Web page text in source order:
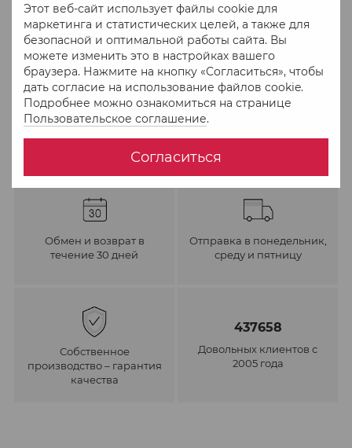
Этот веб-сайт использует файлы cookie для
маркетинга и статистических целей, а также для
безопасной и оптимальной работы сайта. Вы
можете изменить это в настройках вашего
браузера. Нажмите на кнопку «Согласиться», чтобы
дать согласие на использование файлов cookie.
Подробнее можно ознакомиться на странице
Пользовательское соглашение.
Согласиться
В избранное К сравнению
Обмен и возврат в
течение 30 дней
Отправка в понедельник,
среду и пятницу
Собственное
производство – гарантия
качества
437658
Довольных клиентов с
2005 года